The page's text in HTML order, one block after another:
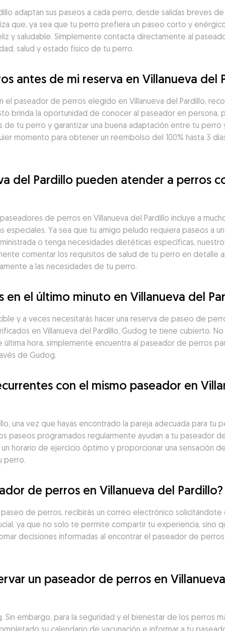
adaptan sus paseos a cada perro, desde salidas breves
que, ya sea que tu perro prefiera un paseo corto y
y saludable. Simplemente contacta directamente al
salud y estado físico de tu perro.
antes de mi reserva en Villanueva del
el paseador de perros elegido en Villanueva del Pardillo,
brinda la oportunidad de conocer al paseador en persona,
tu perro y garantizar una buena adaptación entre tu perro
momento para obtener un reembolso del 100% hasta 3
del Pardillo pueden atender a perros
de perros en Villanueva del Pardillo incluye a
Ya sea que tu amigo peludo requiera paseos a
o tenga necesidades dietéticas específicas,
comentar los requisitos de salud de tu perro en detalle
a las necesidades de tu perro.
el último minuto en Villanueva del
y a veces necesitarás hacer una reserva de paseo de
en Villanueva del Pardillo, Gudog te tiene cubierto.
hora, simplemente encuentra al paseador de perros
de Gudog.
con el mismo paseador en
una vez que hayas encontrado la pareja adecuada para tu
paseos programados regularmente ayudan a tu paseador
horario de ejercicio óptimo y proporcionar una sensación
perro.
de perros en Villanueva del Pardillo?
de perros, recibirás un correo electrónico solicitándote
ya que no solo te permite compartir tu experiencia, sino
decisiones informadas al encontrar el paseador de
un paseador de perros en
embargo, para la seguridad y el bienestar de los perros
su calendario de vacunación e informar a tu